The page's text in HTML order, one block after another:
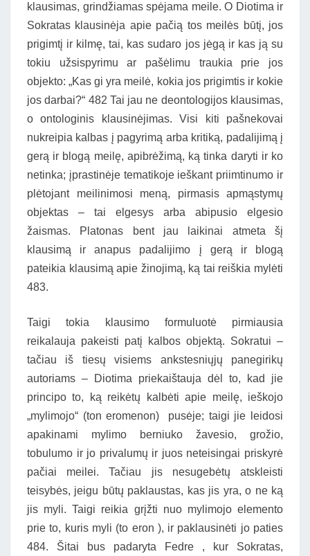
klausimas, grindžiamas spėjama meile. O Diotima ir
Sokratas klausinėja apie pačią tos meilės būtį, jos
prigimtį ir kilmę, tai, kas sudaro jos jėgą ir kas ją su
tokiu užsispyrimu ar pašėlimu traukia prie jos
objekto: „Kas gi yra meilė, kokia jos prigimtis ir kokie
jos darbai?“ 482 Tai jau ne deontologijos klausimas,
o ontologinis klausinėjimas. Visi kiti pašnekovai
nukreipia kalbas į pagyrimą arba kritiką, padalijimą į
gerą ir blogą meilę, apibrėžimą, ką tinka daryti ir ko
netinka; įprastinėje tematikoje ieškant priimtinumo ir
plėtojant meilinimosi meną, pirmasis apmąstymų
objektas – tai elgesys arba abipusio elgesio
žaismas. Platonas bent jau laikinai atmeta šį
klausimą ir anapus padalijimo į gerą ir blogą
pateikia klausimą apie žinojimą, ką tai reiškia mylėti
483.
Taigi tokia klausimo formuluotė pirmiausia
reikalauja pakeisti patį kalbos objektą. Sokratui –
tačiau iš tiesų visiems ankstesniųjų panegirikų
autoriams – Diotima priekaištauja dėl to, kad jie
principo to, ką reikėtų kalbėti apie meilę, ieškojo
„mylimojo“ (ton eromenon) pusėje; taigi jie leidosi
apakinami mylimo berniuko žavesio, grožio,
tobulumo ir jo privalumų ir juos neteisingai priskyrė
pačiai meilei. Tačiau jis nesugebėtų atskleisti
teisybės, jeigu būtų paklaustas, kas jis yra, o ne ką
jis myli. Taigi reikia grįžti nuo mylimojo elemento
prie to, kuris myli (to eron ), ir paklausinėti jo paties
484. Šitai bus padaryta Fedre , kur Sokratas,